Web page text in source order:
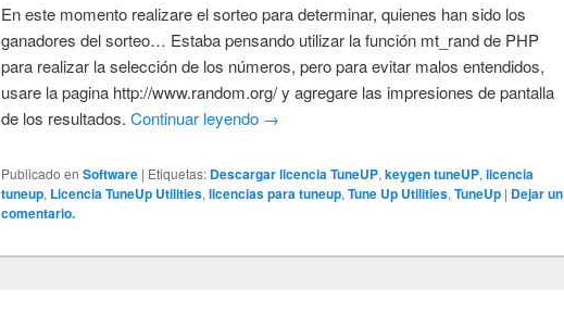
En este momento realizare el sorteo para determinar, quienes han sido los
ganadores del sorteo… Estaba pensando utilizar la función mt_rand de PHP
para realizar la selección de los números, pero para evitar malos entendidos,
usare la pagina http://www.random.org/ y agregare las impresiones de pantalla
de los resultados.Continuar leyendo →
Publicado en Software | Etiquetas: Descargar licencia TuneUP,keygen tuneUP,licencia
tuneup, Licencia TuneUp Utilities,licencias para tuneup,Tune Up Utilities,TuneUp | Dejar un
comentario.